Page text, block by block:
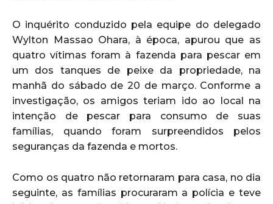
O inquérito conduzido pela equipe do delegado
Wylton Massao Ohara, à época, apurou que as
quatro vítimas foram à fazenda para pescar em
um dos tanques de peixe da propriedade, na
manhã do sábado de 20 de março. Conforme a
investigação, os amigos teriam ido ao local na
intenção de pescar para consumo de suas
famílias, quando foram surpreendidos pelos
seguranças da fazenda e mortos.
Como os quatro não retornaram para casa, no dia
seguinte, as famílias procuraram a polícia e teve